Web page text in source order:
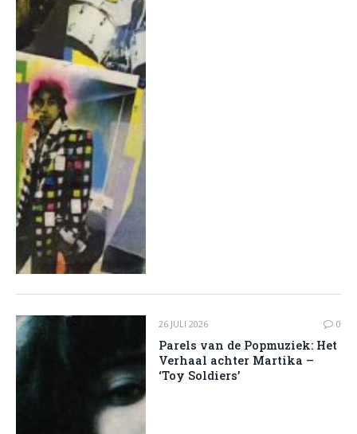
26 JULI 2026 0
Parels van de Popmuziek: Het
Verhaal achter Martika –
‘Toy Soldiers’